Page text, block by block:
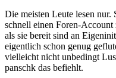
Die meisten Leute lesen
schnell einen Foren-Account
als sie bereit sind an
eigentlich schon genug
vielleicht nicht unbedingt
panschk das befiehlt.